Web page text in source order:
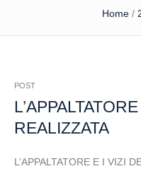
Home /
POST
REALIZZATA
L’APPALTATORE E I VIZI